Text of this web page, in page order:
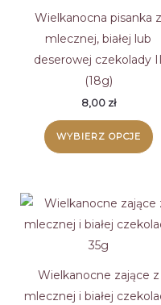
Wielkanocna pisanka z
mlecznej, białej lub
deserowej czekolady II
(18g)
8,00 zł
WYBIERZ OPCJE
Wielkanocne zające z
mlecznej i białej